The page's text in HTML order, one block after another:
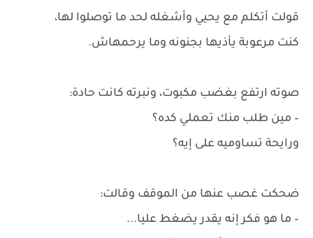
قولت أتكلم مع يحيي وأشغله لحد ما توصلوا لها،
كنت مرعوبة يأذيها بجنونه وما يرحمهاش.
صوته ارتفع بغضب مكبوت، ونبرته كانت حادة:
– مين طلب منك تعملي كده؟
ورايحة تساوميه على إيه؟
ضحكت غصب عنها من الموقف وقالت:
– ما هو فكر إنه يقدر يضغط عليا...